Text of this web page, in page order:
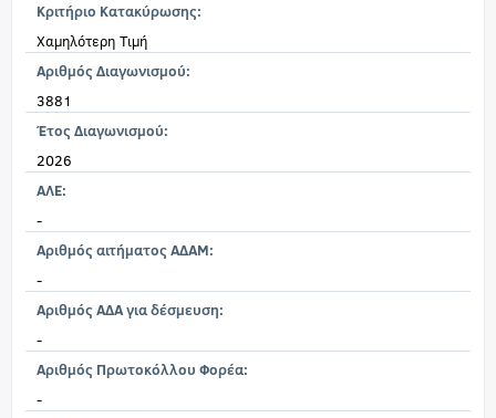
Κριτήριο Κατακύρωσης:
Χαμηλότερη Τιμή
Αριθμός Διαγωνισμού:
3881
Έτος Διαγωνισμού:
2026
ΑΛΕ:
-
Αριθμός αιτήματος ΑΔΑΜ:
-
Αριθμός ΑΔΑ για δέσμευση:
-
Αριθμός Πρωτοκόλλου Φορέα:
-